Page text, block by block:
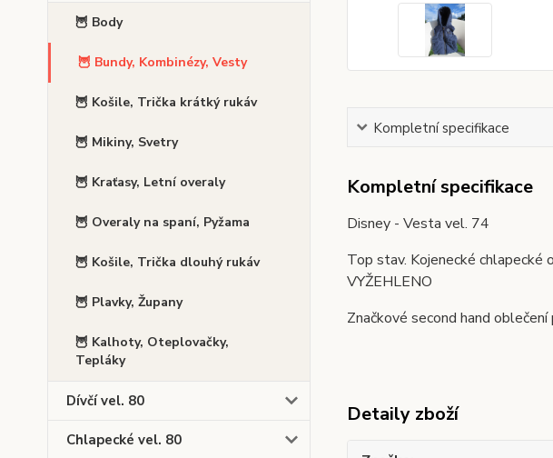
🦉 Body
🦉 Bundy, Kombinézy, Vesty
🦉 Košile, Trička krátký rukáv
🦉 Mikiny, Svetry
🦉 Kraťasy, Letní overaly
🦉 Overaly na spaní, Pyžama
🦉 Košile, Trička dlouhý rukáv
🦉 Plavky, Župany
🦉 Kalhoty, Oteplovačky,
Tepláky
Dívčí vel. 80
Chlapecké vel. 80
Kompletní specifikace
Kompletní specifikace
Disney - Vesta vel. 74
Top stav. Kojenecké chlapecké
VYŽEHLENO
Značkové second hand
Detaily zboží